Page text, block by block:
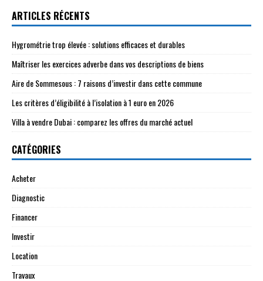
ARTICLES RÉCENTS
Hygrométrie trop élevée : solutions efficaces et durables
Maîtriser les exercices adverbe dans vos descriptions de biens
Aire de Sommesous : 7 raisons d’investir dans cette commune
Les critères d’éligibilité à l’isolation à 1 euro en 2026
Villa à vendre Dubai : comparez les offres du marché actuel
CATÉGORIES
Acheter
Diagnostic
Financer
Investir
Location
Travaux